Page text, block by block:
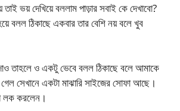
ভয় দেখিয়ে বললাম পাড়ার সবাই কে দেখাবো?
বলল ঠিকাছে একবার তার বেশি নয় বলে খুব
তাহলে ও একটু ভেবে বলল ঠিকাছে বলে আমাকে
সেখানে একটা মাঝারি সাইজের সোফা আছে।
লক করলেন।